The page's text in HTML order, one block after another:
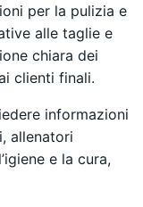
per la pulizia e
alle taglie e
chiara dei
clienti finali.
informazioni
allenatori
e la cura,